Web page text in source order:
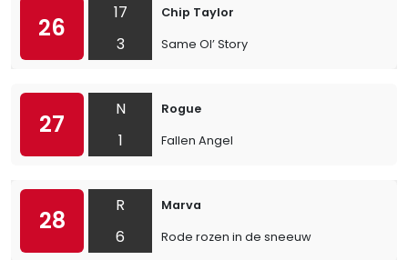
26
17
3
Chip Taylor
Same Ol’ Story
27
N
1
Rogue
Fallen Angel
28
R
6
Marva
Rode rozen in de sneeuw